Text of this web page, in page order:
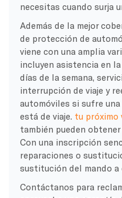
necesitas cuando surja
Además de la mejor
de protección de
viene con una amplia
incluyen asistencia en
días de la semana,
interrupción de viaje y
automóviles si sufre
está de viaje. tu próximo
también pueden obtener
Con una inscripción
reparaciones o
sustitución del mando a
Contáctanos para